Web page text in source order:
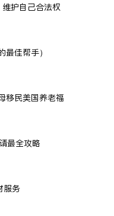
护自己合法权
佳帮手）
移民美国养老福
最全攻略
服务